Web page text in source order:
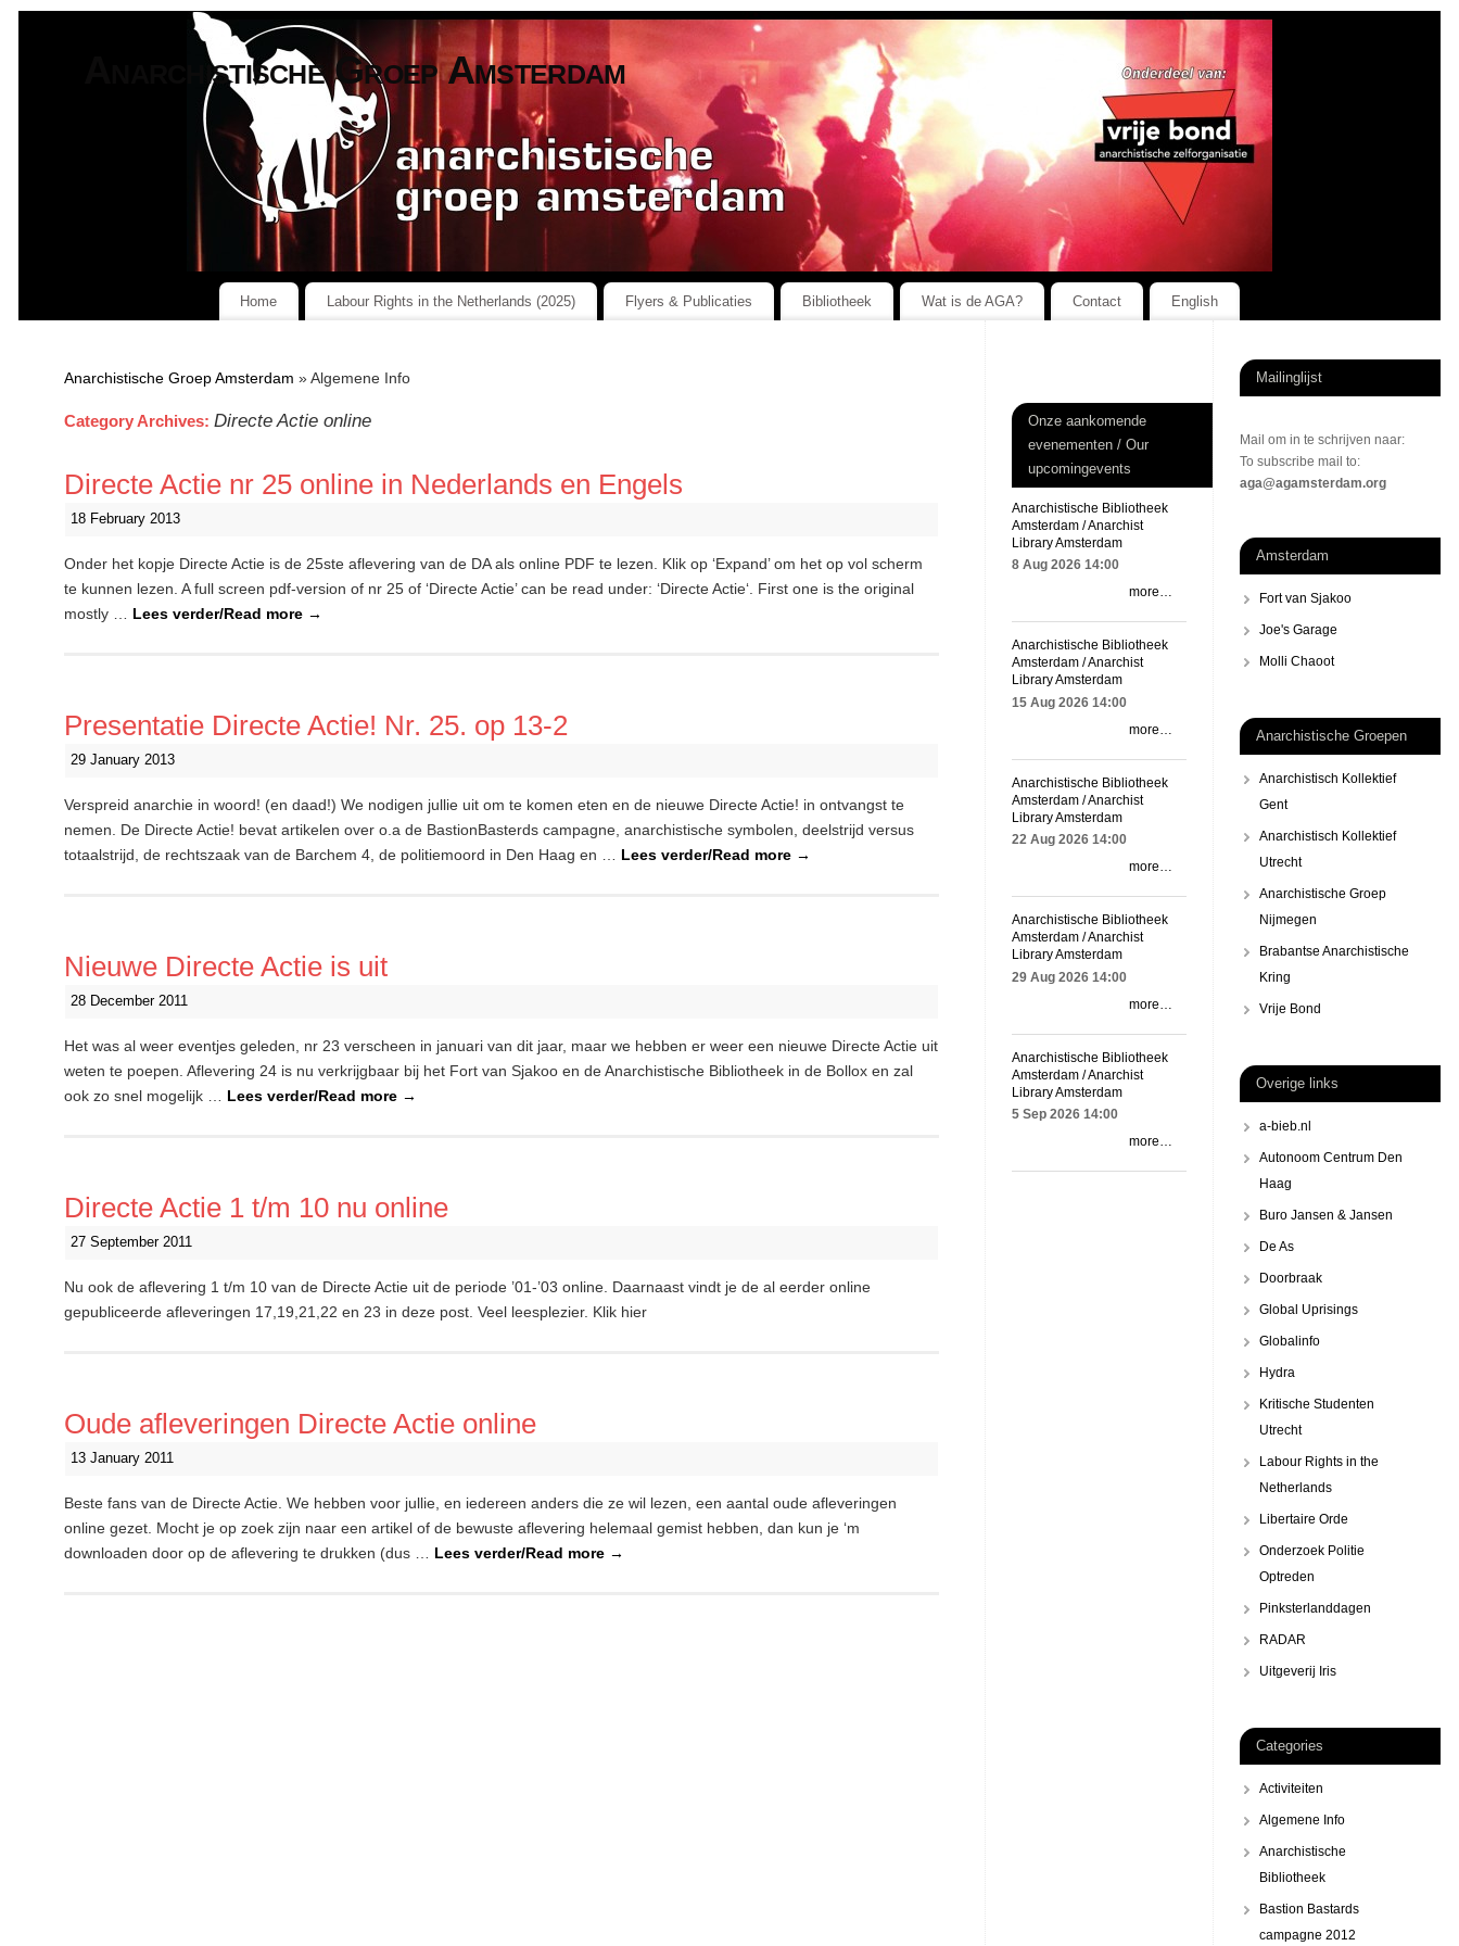
Anarchistische Groep Amsterdam
Home Labour Rights in the Netherlands (2025) Flyers & Publicaties Bibliotheek Wat is de AGA? Contact English
Anarchistische Groep Amsterdam » Algemene Info
Category Archives: Directe Actie online
Directe Actie nr 25 online in Nederlands en Engels
18 February 2013
Onder het kopje Directe Actie is de 25ste aflevering van de DA als online PDF te lezen. Klik op ‘Expand’ om het op vol scherm
te kunnen lezen. A full screen pdf-version of nr 25 of ‘Directe Actie’ can be read under: ‘Directe Actie‘. First one is the original
mostly … Lees verder/Read more →
Presentatie Directe Actie! Nr. 25. op 13-2
29 January 2013
Verspreid anarchie in woord! (en daad!) We nodigen jullie uit om te komen eten en de nieuwe Directe Actie! in ontvangst te
nemen. De Directe Actie! bevat artikelen over o.a de BastionBasterds campagne, anarchistische symbolen, deelstrijd versus
totaalstrijd, de rechtszaak van de Barchem 4, de politiemoord in Den Haag en … Lees verder/Read more →
Nieuwe Directe Actie is uit
28 December 2011
Het was al weer eventjes geleden, nr 23 verscheen in januari van dit jaar, maar we hebben er weer een nieuwe Directe Actie uit
weten te poepen. Aflevering 24 is nu verkrijgbaar bij het Fort van Sjakoo en de Anarchistische Bibliotheek in de Bollox en zal
ook zo snel mogelijk … Lees verder/Read more →
Directe Actie 1 t/m 10 nu online
27 September 2011
Nu ook de aflevering 1 t/m 10 van de Directe Actie uit de periode ’01-’03 online. Daarnaast vindt je de al eerder online
gepubliceerde afleveringen 17,19,21,22 en 23 in deze post. Veel leesplezier. Klik hier
Oude afleveringen Directe Actie online
13 January 2011
Beste fans van de Directe Actie. We hebben voor jullie, en iedereen anders die ze wil lezen, een aantal oude afleveringen
online gezet. Mocht je op zoek zijn naar een artikel of de bewuste aflevering helemaal gemist hebben, dan kun je ‘m
downloaden door op de aflevering te drukken (dus … Lees verder/Read more →
Mailinglijst
Mail om in te schrijven naar:
To subscribe mail to:
aga@agamsterdam.org
Amsterdam
Fort van Sjakoo
Joe's Garage
Molli Chaoot
Anarchistische Groepen
Anarchistisch Kollektief
Gent
Anarchistisch Kollektief
Utrecht
Anarchistische Groep
Nijmegen
Brabantse Anarchistische
Kring
Vrije Bond
Overige links
a-bieb.nl
Autonoom Centrum Den
Haag
Buro Jansen & Jansen
De As
Doorbraak
Global Uprisings
Globalinfo
Hydra
Kritische Studenten
Utrecht
Labour Rights in the
Netherlands
Libertaire Orde
Onderzoek Politie
Optreden
Pinksterlanddagen
RADAR
Uitgeverij Iris
Categories
Activiteiten
Algemene Info
Anarchistische
Bibliotheek
Bastion Bastards
campagne 2012
Onze aankomende
evenementen / Our
upcomingevents
Anarchistische Bibliotheek
Amsterdam / Anarchist
Library Amsterdam
8 Aug 2026 14:00
more…
Anarchistische Bibliotheek
Amsterdam / Anarchist
Library Amsterdam
15 Aug 2026 14:00
more…
Anarchistische Bibliotheek
Amsterdam / Anarchist
Library Amsterdam
22 Aug 2026 14:00
more…
Anarchistische Bibliotheek
Amsterdam / Anarchist
Library Amsterdam
29 Aug 2026 14:00
more…
Anarchistische Bibliotheek
Amsterdam / Anarchist
Library Amsterdam
5 Sep 2026 14:00
more…